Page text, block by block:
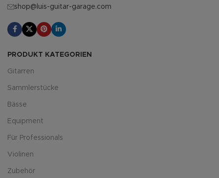
shop@luis-guitar-garage.com
PRODUKT KATEGORIEN
Gitarren
Sammlerstücke
Bässe
Equipment
Für Professionals
Violinen
Zubehör